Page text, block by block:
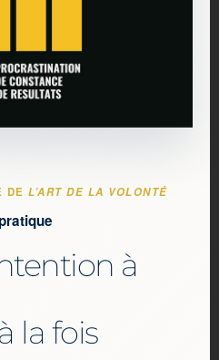
DEL’ART DE LA VOLONTÉ
à
la fois